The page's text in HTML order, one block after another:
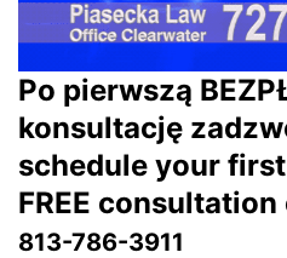
Po pierwszą
konsultację
schedule your first
FREE consultation
813-786-3911